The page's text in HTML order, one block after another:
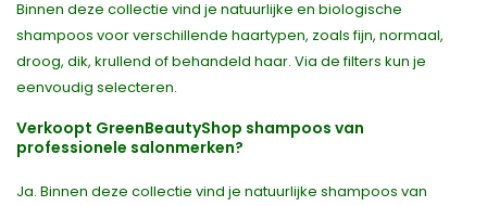
Binnen deze collectie vind je natuurlijke en biologische
shampoos voor verschillende haartypen, zoals fijn, normaal,
droog, dik, krullend of behandeld haar. Via de filters kun je
eenvoudig selecteren.
Verkoopt GreenBeautyShop shampoos van
professionele salonmerken?
Ja. Binnen deze collectie vind je natuurlijke shampoos van